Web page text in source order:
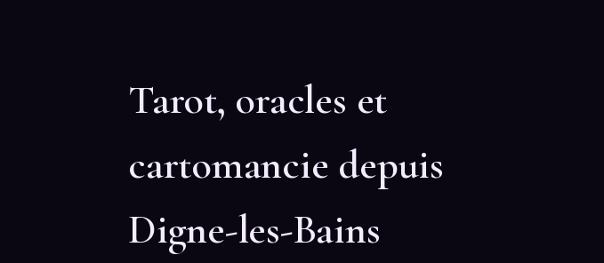
Tarot, oracles et
cartomancie depuis
Digne-les-Bains